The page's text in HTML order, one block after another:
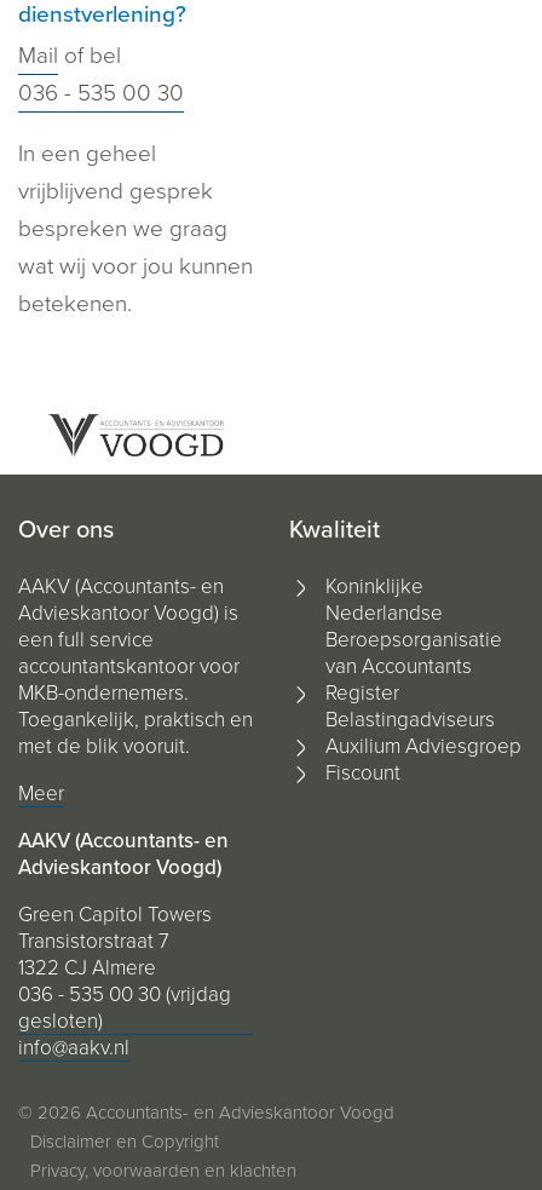
dienstverlening?
Mail of bel
036 - 535 00 30
In een geheel
vrijblijvend gesprek
bespreken we graag
wat wij voor jou kunnen
betekenen.
Over ons
AAKV (Accountants- en
Advieskantoor Voogd) is
een full service
accountantskantoor voor
MKB-ondernemers.
Toegankelijk, praktisch en
met de blik vooruit.
Meer
Kwaliteit
Koninklijke
Nederlandse
Beroepsorganisatie
van Accountants
Register
Belastingadviseurs
Auxilium Adviesgroep
Fiscount
AAKV (Accountants- en
Advieskantoor Voogd)
Green Capitol Towers
Transistorstraat 7
1322 CJ Almere
036 - 535 00 30 (vrijdag
gesloten)
info@aakv.nl
© 2026 Accountants- en Advieskantoor Voogd
Disclaimer en Copyright
Privacy, voorwaarden en klachten